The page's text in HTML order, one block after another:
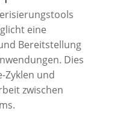
eine
Bereitstellung
Dies
Zyklen und
zwischen